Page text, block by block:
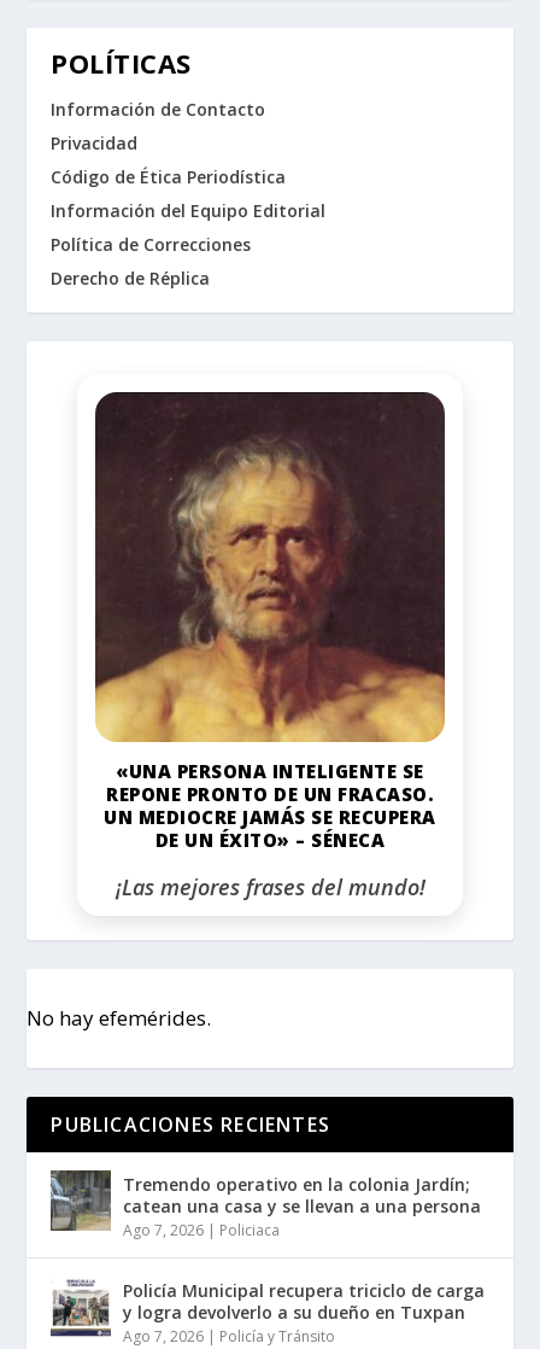
POLÍTICAS
Información de Contacto
Privacidad
Código de Ética Periodística
Información del Equipo Editorial
Política de Correcciones
Derecho de Réplica
«UNA PERSONA INTELIGENTE SE
REPONE PRONTO DE UN FRACASO.
UN MEDIOCRE JAMÁS SE RECUPERA
DE UN ÉXITO» – SÉNECA
¡Las mejores frases del mundo!
No hay efemérides.
PUBLICACIONES RECIENTES
Tremendo operativo en la colonia Jardín;
catean una casa y se llevan a una persona
Ago 7, 2026 | Policiaca
Policía Municipal recupera triciclo de carga
y logra devolverlo a su dueño en Tuxpan
Ago 7, 2026 | Policía y Tránsito